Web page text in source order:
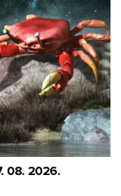
08. 2026.